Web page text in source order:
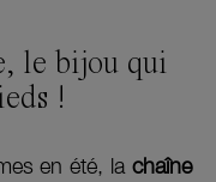
le bijou qui
!
en été, la chaîne